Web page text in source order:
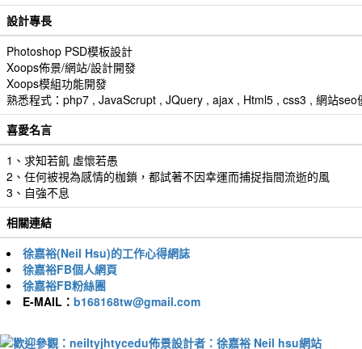
設計專長
Photoshop PSD模板設計
Xoops佈景/網站/設計開發
Xoops模組功能開發
熟悉程式：php7 , JavaScrupt , JQuery , ajax , Html5 , css3 , 網站seo
喜愛名言
1、求知若飢 虛懷若愚
2、任何被視為感情的枷鎖，都試著不因幸運而捕捉指間流逝的風
3、自強不息
相關連結
徐嘉裕(Neil Hsu)的工作心得網誌
徐嘉裕FB個人網頁
徐嘉裕FB粉絲團
E-MAIL： b168168tw@gmail.com